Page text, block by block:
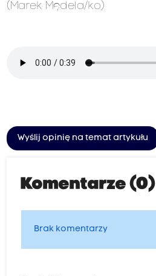
(Marek Mędela/ko)
Wyślij opinię na temat artykułu
Komentarze (0)
Brak komentarzy